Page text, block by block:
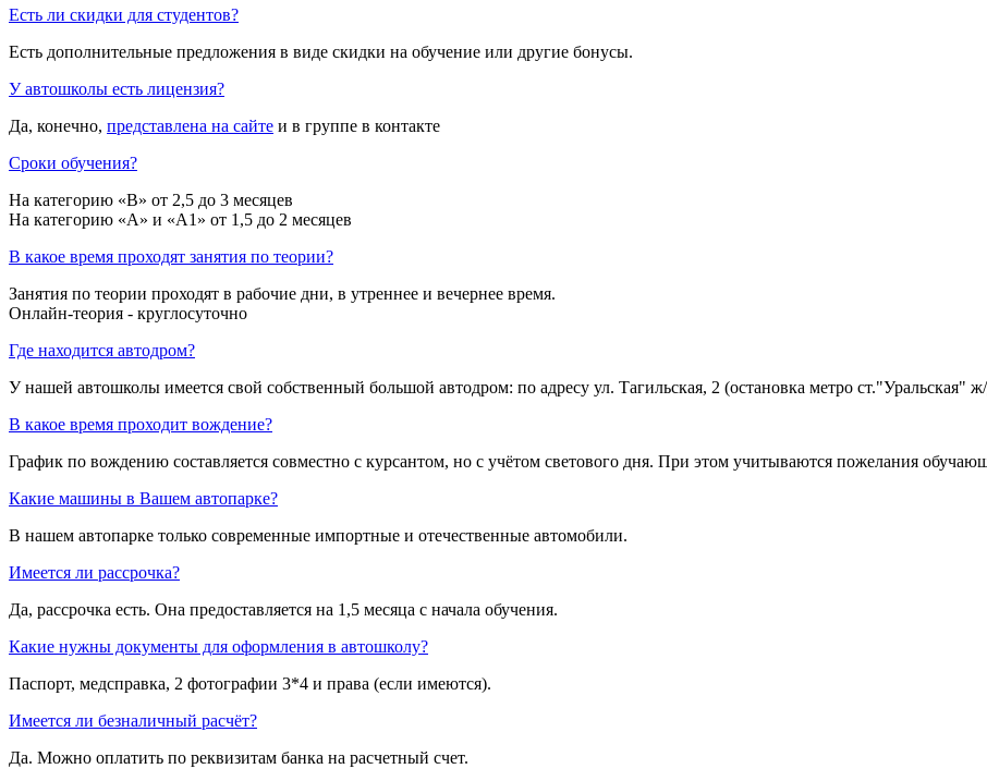
Есть ли скидки для студентов?
Есть дополнительные предложения в виде скидки на обучение или другие бонусы.
У автошколы есть лицензия?
Да, конечно, представлена на сайте и в группе в контакте
Сроки обучения?
На категорию «B» от 2,5 до 3 месяцев
На категорию «A» и «A1» от 1,5 до 2 месяцев
В какое время проходят занятия по теории?
Занятия по теории проходят в рабочие дни, в утреннее и вечернее время.
Онлайн-теория - круглосуточно
Где находится автодром?
У нашей автошколы имеется свой собственный большой автодром: по адресу ул. Тагильская, 2 (остановка метро ст."Уральская"
В какое время проходит вождение?
График по вождению составляется совместно с курсантом, но с учётом светового дня. При этом учитываются пожелания
Какие машины в Вашем автопарке?
В нашем автопарке только современные импортные и отечественные автомобили.
Имеется ли рассрочка?
Да, рассрочка есть. Она предоставляется на 1,5 месяца с начала обучения.
Какие нужны документы для оформления в автошколу?
Паспорт, медсправка, 2 фотографии 3*4 и права (если имеются).
Имеется ли безналичный расчёт?
Да. Можно оплатить по реквизитам банка на расчетный счет.